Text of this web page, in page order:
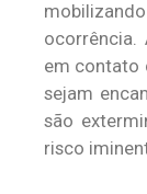
ocorrência.
em contato
sejam
são
risco